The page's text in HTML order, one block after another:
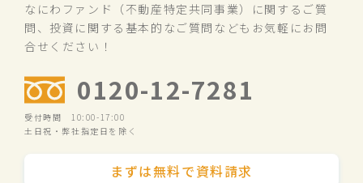
なにわファンド（不動産特定共同事業）に関するご質
問、投資に関する基本的なご質問などもお気軽にお問
合せください！
0120-12-7281
受付時間 10:00-17:00
土日祝・弊社指定日を除く
まずは無料で資料請求